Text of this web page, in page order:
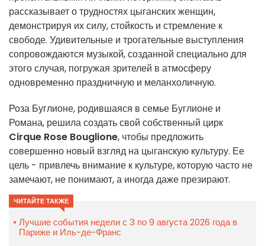
рассказывает о трудностях цыганских женщин,
демонстрируя их силу, стойкость и стремление к
свободе. Удивительные и трогательные выступления
сопровождаются музыкой, созданной специально для
этого случая, погружая зрителей в атмосферу
одновременно праздничную и меланхоличную.
Роза Буглионе, родившаяся в семье Буглионе и
Романа, решила создать свой собственный цирк
Cirque Rose Bouglione, чтобы предложить
совершенно новый взгляд на цыганскую культуру. Ее
цель - привлечь внимание к культуре, которую часто не
замечают, не понимают, а иногда даже презирают.
ЧИТАЙТЕ ТАКЖЕ
Лучшие события недели с 3 по 9 августа 2026 года в
Париже и Иль-де-Франс